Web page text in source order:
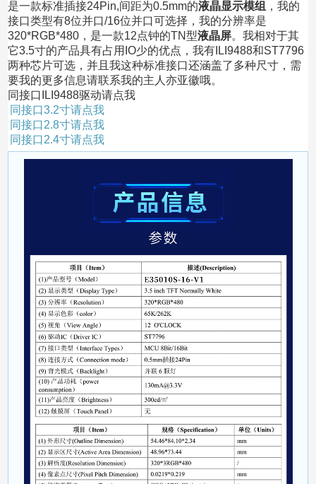
是一款标准插接24Pin,间距为0.5mm的液晶显示模组 ，我的
接口类型有8位并口/16位并口可选择，我的分辨率是
320*RGB*480，是一款12点钟的TN型液晶屏。我相对于其
它3.5寸的产品具有占用IO少的优点，我有ILI9488和ST7796
两种芯片可选，并且我这种标准接口还涵盖了多种尺寸，需
要我的更多信息请联系我的主人亦亚徽哦。
同接口ILI9488驱动请点我
同接口3.2寸请点我
同接口2.8寸请点我
同接口2.4寸请点我